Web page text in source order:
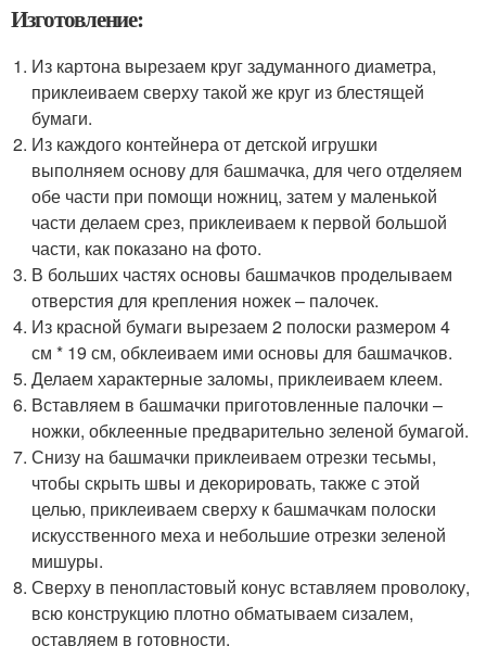
Изготовление:
Из картона вырезаем круг задуманного диаметра,
приклеиваем сверху такой же круг из блестящей
бумаги.
Из каждого контейнера от детской игрушки
выполняем основу для башмачка, для чего отделяем
обе части при помощи ножниц, затем у маленькой
части делаем срез, приклеиваем к первой большой
части, как показано на фото.
В больших частях основы башмачков проделываем
отверстия для крепления ножек – палочек.
Из красной бумаги вырезаем 2 полоски размером 4
см * 19 см, обклеиваем ими основы для башмачков.
Делаем характерные заломы, приклеиваем клеем.
Вставляем в башмачки приготовленные палочки –
ножки, обклеенные предварительно зеленой бумагой.
Снизу на башмачки приклеиваем отрезки тесьмы,
чтобы скрыть швы и декорировать, также с этой
целью, приклеиваем сверху к башмачкам полоски
искусственного меха и небольшие отрезки зеленой
мишуры.
Сверху в пенопластовый конус вставляем проволоку,
всю конструкцию плотно обматываем сизалем,
оставляем в готовности.